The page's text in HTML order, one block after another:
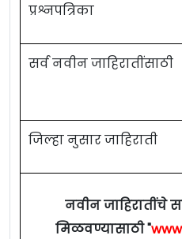
प्रश्नपत्रिका
सर्व नवीन जाहिरातींसाठी
जिल्हा नुसार जाहिराती
नवीन जाहिरातींचे
मिळवण्यासाठी "